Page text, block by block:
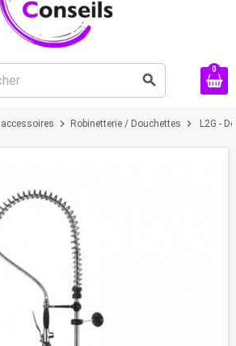
search
0
chevron_right Robinetterie / Douchettes chevron_right L2G -